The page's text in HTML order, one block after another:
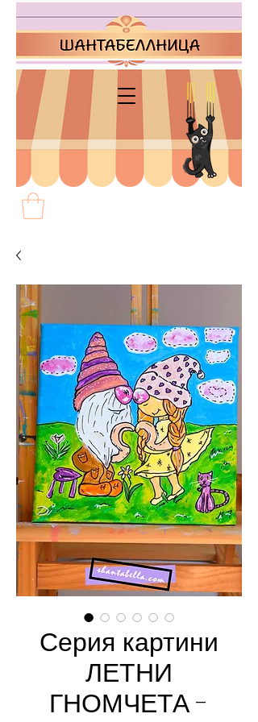
Серия картини
ЛЕТНИ
ГНОМЧЕТА -